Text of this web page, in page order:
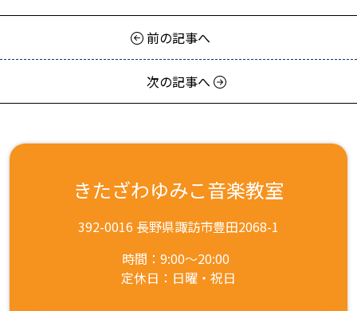
前の記事へ
次の記事へ
きたざわゆみこ音楽教室
392-0016 長野県諏訪市豊田2068-1
時間：9:00～20:00
定休日：日曜・祝日